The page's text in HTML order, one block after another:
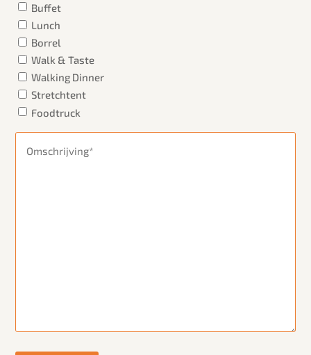
Buffet
Lunch
Borrel
Walk & Taste
Walking Dinner
Stretchtent
Foodtruck